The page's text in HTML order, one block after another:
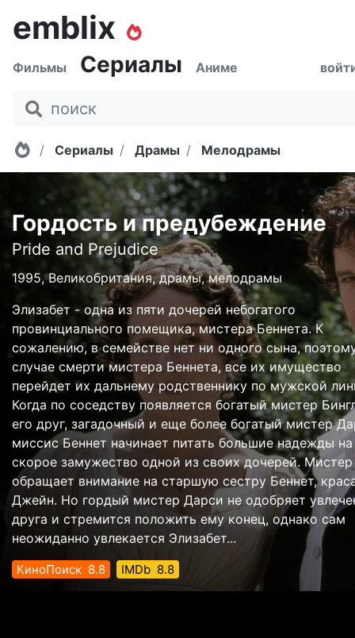
emblix
Фильмы Сериалы Аниме
Главная
Сериалы Драмы Мелодрамы
Гордость и предубеждение
Pride and Prejudice
1995, Великобритания, драмы, мелодрамы
Элизабет - одна из пяти дочерей небогатого
провинциального помещика, мистера Беннета. К
сожалению, в семействе нет ни одного сына,
случае смерти мистера Беннета, все их имущество
перейдет их дальнему родственнику по мужской
Когда по соседству появляется богатый мистер
его друг, загадочный и еще более богатый мистер
миссис Беннет начинает питать большие надежды на
скорое замужество одной из своих дочерей. Мистер
обращает внимание на старшую сестру Беннет,
Джейн. Но гордый мистер Дарси не одобряет
друга и стремится положить ему конец, однако сам
неожиданно увлекается Элизабет...
КиноПоиск 8.8 IMDb 8.8